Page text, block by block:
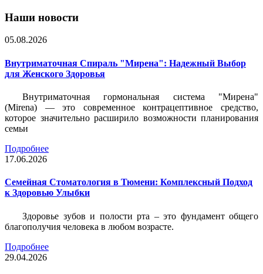
Наши новости
05.08.2026
Внутриматочная Спираль "Мирена": Надежный Выбор
для Женского Здоровья
Внутриматочная гормональная система "Мирена"
(Mirena) — это современное контрацептивное средство,
которое значительно расширило возможности планирования
семьи
Подробнее
17.06.2026
Семейная Стоматология в Тюмени: Комплексный Подход
к Здоровью Улыбки
Здоровье зубов и полости рта – это фундамент общего
благополучия человека в любом возрасте.
Подробнее
29.04.2026